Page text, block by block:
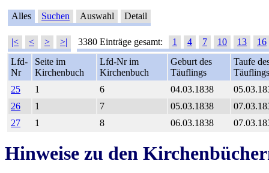
Alles Suchen Auswahl Detail
|< < > >| 3380 Einträge gesamt: 1 4 7 10 13
16
Lfd-
Nr
Seite im
Kirchenbuch
Lfd-Nr im
Kirchenbuch
Geburt des
Täuflings
Taufe
Täuflings
25
1 6 04.03.1838
26
1 7 05.03.1838
27
1 8 06.03.1838
Hinweise zu den